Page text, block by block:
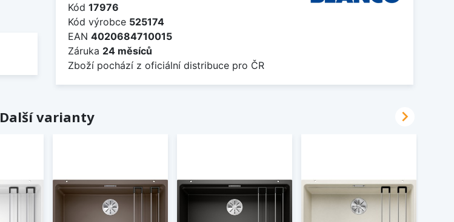
Kód 17976
Kód výrobce 525174
EAN 4020684710015
Záruka 24 měsíců
Zboží pochází z oficiální distribuce pro ČR
Další varianty 